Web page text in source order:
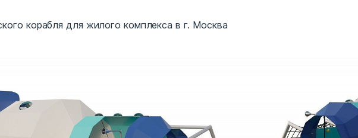
корабля для жилого комплекса в г. Москва